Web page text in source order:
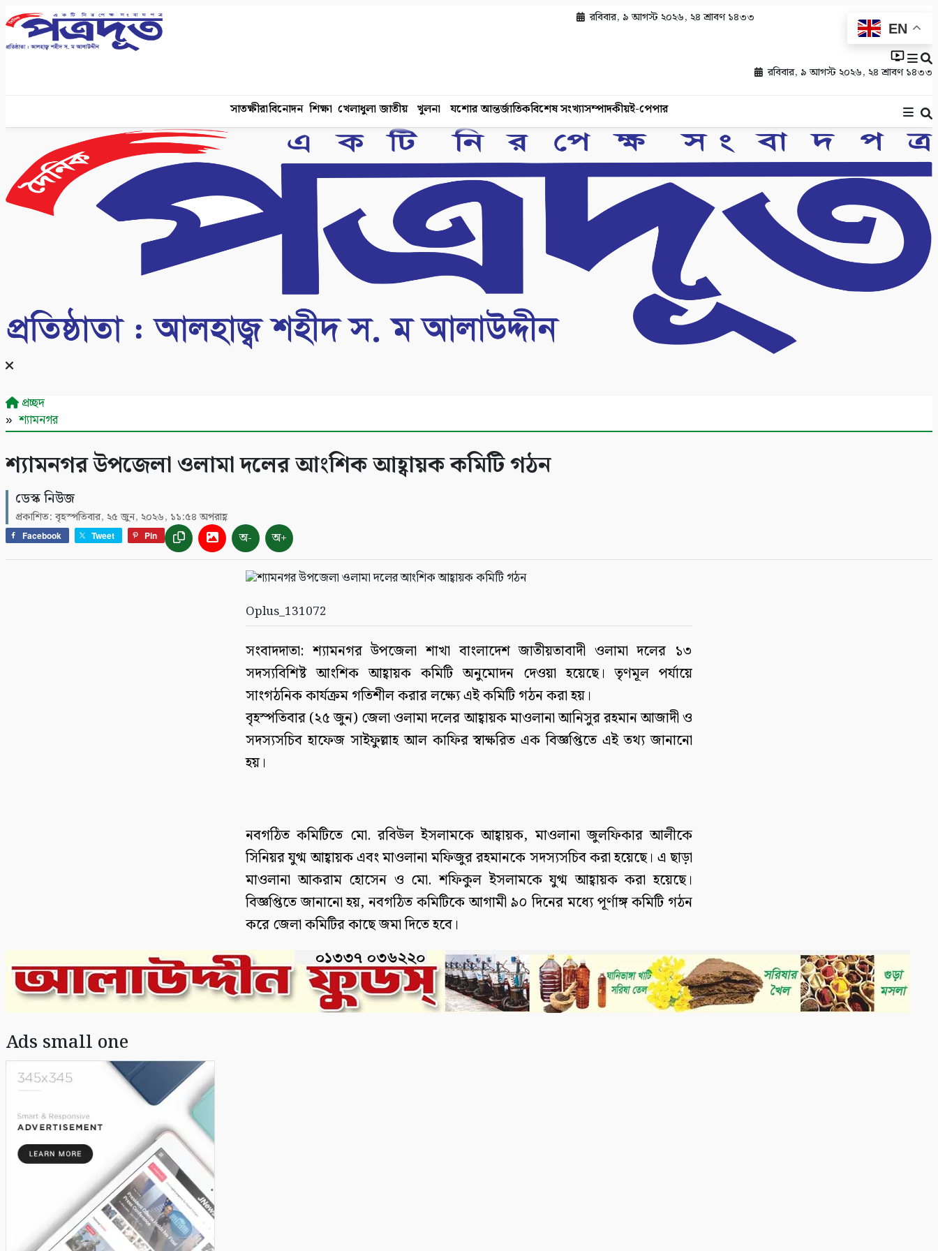
রবিবার, ৯ আগস্ট ২০২৬, ২৪ শ্রাবণ ১৪৩৩
EN
রবিবার, ৯ আগস্ট ২০২৬, ২৪ শ্রাবণ ১৪৩৩
সাতক্ষীরাবিনোদন শিক্ষা খেলাধুলা জাতীয় খুলনা যশোর আন্তর্জাতিকবিশেষ সংখ্যাসম্পাদকীয়ই-পেপার
প্রচ্ছদ
শ্যামনগর
শ্যামনগর উপজেলা ওলামা দলের আংশিক আহ্বায়ক কমিটি গঠন
ডেস্ক নিউজ
প্রকাশিত: বৃহস্পতিবার, ২৫ জুন, ২০২৬, ১১:৫৪ অপরাহ্ণ
Facebook Tweet Pin অ- অ+
Oplus_131072
সংবাদদাতা: শ্যামনগর উপজেলা শাখা বাংলাদেশ জাতীয়তাবাদী ওলামা দলের ১৩
সদস্যবিশিষ্ট আংশিক আহ্বায়ক কমিটি অনুমোদন দেওয়া হয়েছে। তৃণমূল পর্যায়ে
সাংগঠনিক কার্যক্রম গতিশীল করার লক্ষ্যে এই কমিটি গঠন করা হয়।
বৃহস্পতিবার (২৫ জুন) জেলা ওলামা দলের আহ্বায়ক মাওলানা আনিসুর রহমান আজাদী ও
সদস্যসচিব হাফেজ সাইফুল্লাহ আল কাফির স্বাক্ষরিত এক বিজ্ঞপ্তিতে এই তথ্য জানানো
হয়।
নবগঠিত কমিটিতে মো. রবিউল ইসলামকে আহ্বায়ক, মাওলানা জুলফিকার আলীকে
সিনিয়র যুগ্ম আহ্বায়ক এবং মাওলানা মফিজুর রহমানকে সদস্যসচিব করা হয়েছে। এ ছাড়া
মাওলানা আকরাম হোসেন ও মো. শফিকুল ইসলামকে যুগ্ম আহ্বায়ক করা হয়েছে।
বিজ্ঞপ্তিতে জানানো হয়, নবগঠিত কমিটিকে আগামী ৯০ দিনের মধ্যে পূর্ণাঙ্গ কমিটি গঠন
করে জেলা কমিটির কাছে জমা দিতে হবে।
Ads small one